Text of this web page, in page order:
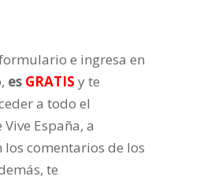
e ingresa en
es GRATIS y te
a todo el
España, a
comentarios de los
te